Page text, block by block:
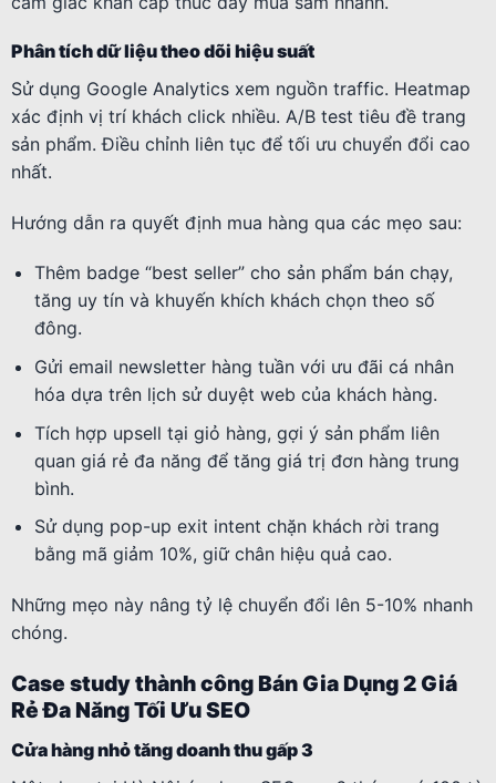
Phân tích dữ liệu theo dõi hiệu suất
Sử dụng Google Analytics xem nguồn traffic. Heatmap
xác định vị trí khách click nhiều. A/B test tiêu đề trang
sản phẩm. Điều chỉnh liên tục để tối ưu chuyển đổi cao
nhất.
Hướng dẫn ra quyết định mua hàng qua các mẹo sau:
Thêm badge “best seller” cho sản phẩm bán chạy,
tăng uy tín và khuyến khích khách chọn theo số
đông.
Gửi email newsletter hàng tuần với ưu đãi cá nhân
hóa dựa trên lịch sử duyệt web của khách hàng.
Tích hợp upsell tại giỏ hàng, gợi ý sản phẩm liên
quan giá rẻ đa năng để tăng giá trị đơn hàng trung
bình.
Sử dụng pop-up exit intent chặn khách rời trang
bằng mã giảm 10%, giữ chân hiệu quả cao.
Những mẹo này nâng tỷ lệ chuyển đổi lên 5-10% nhanh
chóng.
Case study thành công Bán Gia Dụng 2 Giá
Rẻ Đa Năng Tối Ưu SEO
Cửa hàng nhỏ tăng doanh thu gấp 3